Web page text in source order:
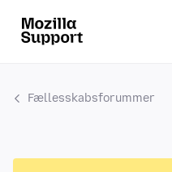
Fællesskabsforummer